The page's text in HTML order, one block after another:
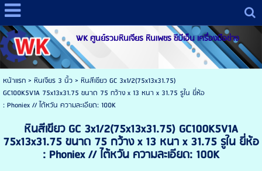
WK ศูนย์รวมหินเจียร หินเพชร ซีบีเอ็น เครื่องมือช่าง
หน้าแรก> หินเจียร 3 นิ้ว> หินสีเขียว GC 3x1/2(75x13x31.75)
GC100K5V1A 75x13x31.75 ขนาด 75 กว้าง x 13 หนา x 31.75 รูใน ยี่ห้อ
: Phoniex // ไต้หวัน ความละเอียด: 100K
หินสีเขียว GC 3x1/2(75x13x31.75) GC100K5V1A
75x13x31.75 ขนาด 75 กว้าง x 13 หนา x 31.75 รูใน ยี่ห้อ
: Phoniex // ไต้หวัน ความละเอียด: 100K